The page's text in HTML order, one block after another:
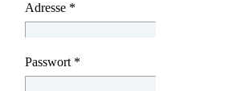
Adresse *
Passwort *